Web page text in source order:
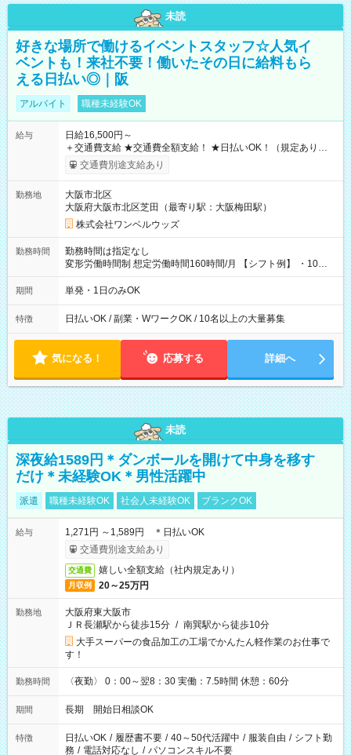
未読
好きな場所で働けるイベントスタッフ☆人気イ
ベントも！来社不要！働いたその日に給料もら
える日払い◎｜阪
アルバイト 職種未経験OK
給与
日給16,500円～
＋交通費支給 ★交通費全額支給！ ★日払いOK！（規定あり） ┗
働いたその日に現金GET♪ お仕事後はコンビニATMから 日払
交通費別途支給あり
勤務地
大阪市北区
大阪府大阪市北区芝田（最寄り駅：大阪梅田駅）
株式会社ワンベルウッズ
勤務時間
勤務時間は指定なし
変形労働時間制 想定労働時間160時間/月 【シフト例】 ・10：
00～20：00
期間 単発・1日のみOK
特徴 日払いOK / 副業・WワークOK / 10名以上の大量募集
気になる！ 応募する 詳細へ
未読
深夜給1589円＊ダンボールを開けて中身を移す
だけ＊未経験OK＊男性活躍中
派遣 職種未経験OK 社会人未経験OK ブランクOK
給与
1,271円 ～1,589円 ＊日払いOK
交通費別途支給あり
交通費 嬉しい全額支給（社内規定あり）
月収例 20～25万円
勤務地
大阪府東大阪市
ＪＲ長瀬駅から徒歩15分 / 南巽駅から徒歩10分
大手スーパーの食品加工の工場でかんたん軽作業のお仕事で
す！
勤務時間 〈夜勤〉 0：00～翌8：30 実働：7.5時間 休憩：60分
期間 長期 開始日相談OK
特徴 日払いOK / 履歴書不要 / 40～50代活躍中 / 服装自由 / シフト勤
務 / 電話対応なし / パソコンスキル不要